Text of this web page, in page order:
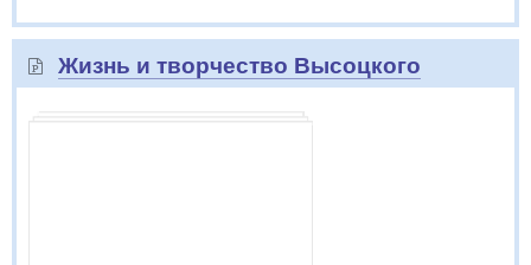
Жизнь и творчество Высоцкого